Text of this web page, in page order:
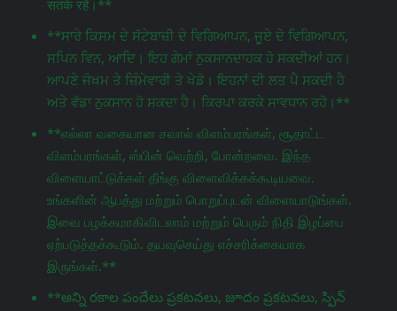
सतर्क रहें।**
**ਸਾਰੇ ਕਿਸਮ ਦੇ ਸੱਟੇਬਾਜ਼ੀ ਦੇ ਵਿਗਿਆਪਨ, ਜੂਏ ਦੇ ਵਿਗਿਆਪਨ,
ਸਪਿਨ ਵਿਨ, ਆਦਿ। ਇਹ ਗੇਮਾਂ ਨੁਕਸਾਨਦਾਹਕ ਹੋ ਸਕਦੀਆਂ ਹਨ।
ਆਪਣੇ ਜੋਖਮ ਤੇ ਜ਼ਿੰਮੇਵਾਰੀ ਤੇ ਖੇਡੋ। ਇਹਨਾਂ ਦੀ ਲਤ ਪੈ ਸਕਦੀ ਹੈ
ਅਤੇ ਵੱਡਾ ਨੁਕਸਾਨ ਹੋ ਸਕਦਾ ਹੈ। ਕਿਰਪਾ ਕਰਕੇ ਸਾਵਧਾਨ ਰਹੋ।**
**எல்லா வகையான சவால் விளம்பரங்கள், சூதாட்ட
விளம்பரங்கள், ஸ்பின் வெற்றி, போன்றவை. இந்த
விளையாட்டுக்கள் தீங்கு விளைவிக்கக்கூடியவை.
உங்களின் ஆபத்து மற்றும் பொறுப்புடன் விளையாடுங்கள்.
இவை பழக்கமாகிவிடலாம் மற்றும் பெரும் நிதி இழப்பை
ஏற்படுத்தக்கூடும். தயவுசெய்து எச்சரிக்கையாக
இருங்கள்.**
**అన్ని రకాల పందేలు ప్రకటనలు, జూదం ప్రకటనలు, స్పిన్